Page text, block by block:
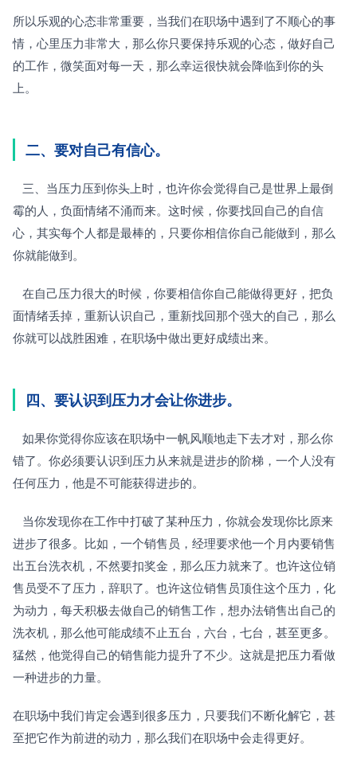
所以乐观的心态非常重要，当我们在职场中遇到了不顺心的事
情，心里压力非常大，那么你只要保持乐观的心态，做好自己
的工作，微笑面对每一天，那么幸运很快就会降临到你的头
上。
二、要对自己有信心。
霉的人，负面情绪不涌而来。这时候，你要找回自己的自信
心，其实每个人都是最棒的，只要你相信你自己能做到，那么
你就能做到。
面情绪丢掉，重新认识自己，重新找回那个强大的自己，那么
你就可以战胜困难，在职场中做出更好成绩出来。
四、要认识到压力才会让你进步。
错了。你必须要认识到压力从来就是进步的阶梯，一个人没有
任何压力，他是不可能获得进步的。
进步了很多。比如，一个销售员，经理要求他一个月内要销售
出五台洗衣机，不然要扣奖金，那么压力就来了。也许这位销
售员受不了压力，辞职了。也许这位销售员顶住这个压力，化
为动力，每天积极去做自己的销售工作，想办法销售出自己的
洗衣机，那么他可能成绩不止五台，六台，七台，甚至更多。
猛然，他觉得自己的销售能力提升了不少。这就是把压力看做
一种进步的力量。
在职场中我们肯定会遇到很多压力，只要我们不断化解它，甚
至把它作为前进的动力，那么我们在职场中会走得更好。